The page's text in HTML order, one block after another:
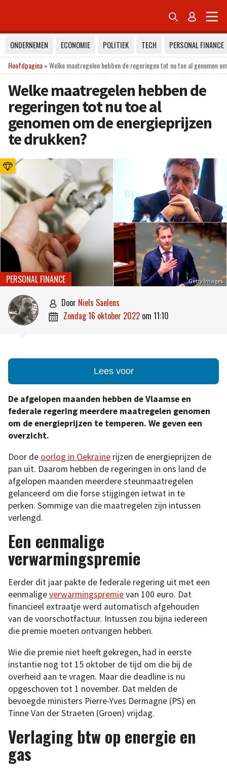
 
ONDERNEMEN ECONOMIE POLITIEK TECH
PERSONAL FINANCE
Hoofdpagina»Welke maatregelen hebben de regeringen tot nu toe al genomen
Welke maatregelen hebben de
regeringen tot nu toe al
genomen om de energieprijzen
te drukken?
Getty Images
PERSONAL FINANCE
 door Niels Saelens
 zondag 16 oktober 2022 om 11:10
Lees voor
De afgelopen maanden hebben de Vlaamse en
federale regering meerdere maatregelen genomen
om de energieprijzen te temperen. We geven een
overzicht.
Door de oorlog in Oekraïne rijzen de energieprijzen de
pan uit. Daarom hebben de regeringen in ons land de
afgelopen maanden meerdere steunmaatregelen
gelanceerd om die forse stijgingen ietwat in te
perken. Sommige van die maatregelen zijn intussen
verlengd.
Een eenmalige
verwarmingspremie
Eerder dit jaar pakte de federale regering uit met een
eenmaligeverwarmingspremievan 100 euro. Dat
financieel extraatje werd automatisch afgehouden
van de voorschotfactuur. Intussen zou bijna iedereen
die premie moeten ontvangen hebben.
Wie die premie niet heeft gekregen, had in eerste
instantie nog tot 15 oktober de tijd om die bij de
overheid aan te vragen. Maar die deadline is nu
opgeschoven tot 1 november. Dat melden de
bevoegde ministers Pierre-Yves Dermagne (PS) en
Tinne Van der Straeten (Groen) vrijdag.
Verlaging btw op energie en
gas